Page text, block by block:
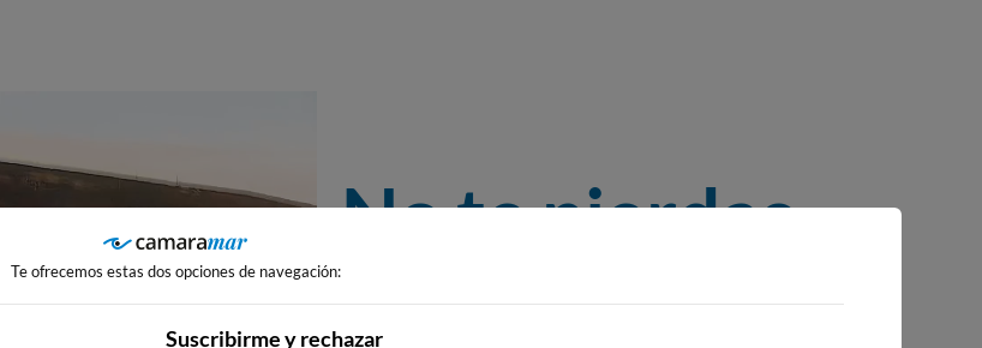
No te pierdas
ni un día
Te ofrecemos estas dos opciones de navegación:
Suscribirme y rechazar